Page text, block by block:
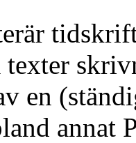
texter
en
annat